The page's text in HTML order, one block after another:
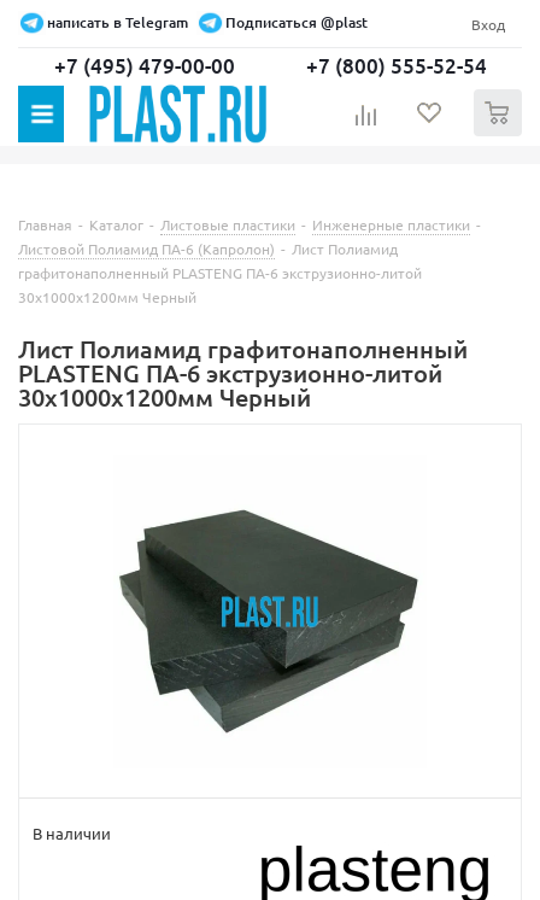
написать в Telegram Подписаться @plast Вход
+7 (495) 479-00-00 +7 (800) 555-52-54
Главная - Каталог - Листовые пластики - Инженерные пластики -
Листовой Полиамид ПА-6 (Капролон) - Лист Полиамид
графитонаполненный PLASTENG ПА-6 экструзионно-литой
30х1000х1200мм Черный
Лист Полиамид графитонаполненный
PLASTENG ПА-6 экструзионно-литой
30х1000х1200мм Черный
В наличии